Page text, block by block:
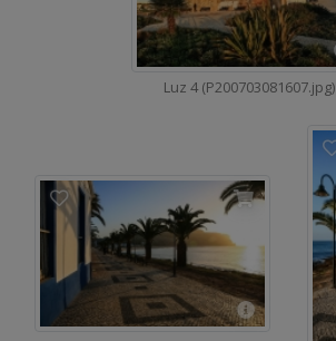
Luz 4 (P200703081607.jpg)